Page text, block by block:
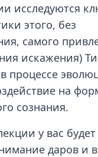
исследуются
этого, без
самого
искажения)
процессе
на
сознания.
у вас
даров и